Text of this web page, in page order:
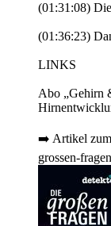
(01:31:08)
(01:36:23)
LINKS
Abo „Gehirn
➡️ Artikel zum
grossen-